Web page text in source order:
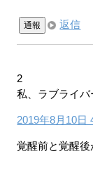
通報 返信
2
私、ラブライバ
2019年8月10日
覚醒前と覚醒後